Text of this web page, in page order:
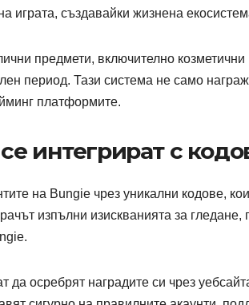
играта, създавайки жизнена
предмети, включително
период. Тази система не само
платформите.
интегрират с
на Bungie чрез уникални кодове,
изпълни изискванията за
да осребрят наградите си чрез